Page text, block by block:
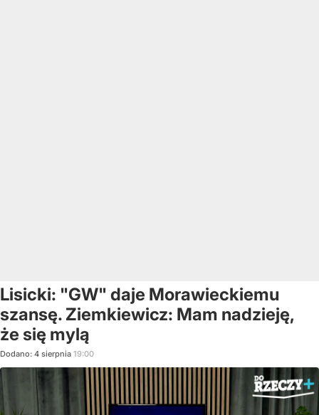
Lisicki: "GW" daje Morawieckiemu
szansę. Ziemkiewicz: Mam nadzieję,
że się mylą
Dodano: 4 sierpnia 19:00